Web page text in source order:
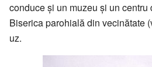
conduce şi un muzeu şi un
Biserica parohială din vecinătate
uz.